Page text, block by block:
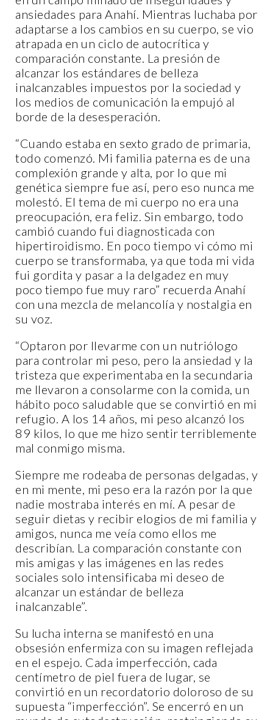
ansiedades para Anahí. Mientras luchaba por
adaptarse a los cambios en su cuerpo, se vio
atrapada en un ciclo de autocrítica y
comparación constante. La presión de
alcanzar los estándares de belleza
inalcanzables impuestos por la sociedad y
los medios de comunicación la empujó al
borde de la desesperación.
“Cuando estaba en sexto grado de primaria,
todo comenzó. Mi familia paterna es de una
complexión grande y alta, por lo que mi
genética siempre fue así, pero eso nunca me
molestó. El tema de mi cuerpo no era una
preocupación, era feliz. Sin embargo, todo
cambió cuando fui diagnosticada con
hipertiroidismo. En poco tiempo vi cómo mi
cuerpo se transformaba, ya que toda mi vida
fui gordita y pasar a la delgadez en muy
poco tiempo fue muy raro” recuerda Anahí
con una mezcla de melancolía y nostalgia en
su voz.
“Optaron por llevarme con un nutriólogo
para controlar mi peso, pero la ansiedad y la
tristeza que experimentaba en la secundaria
me llevaron a consolarme con la comida, un
hábito poco saludable que se convirtió en mi
refugio. A los 14 años, mi peso alcanzó los
89 kilos, lo que me hizo sentir terriblemente
mal conmigo misma.
Siempre me rodeaba de personas delgadas, y
en mi mente, mi peso era la razón por la que
nadie mostraba interés en mí. A pesar de
seguir dietas y recibir elogios de mi familia y
amigos, nunca me veía como ellos me
describían. La comparación constante con
mis amigas y las imágenes en las redes
sociales solo intensificaba mi deseo de
alcanzar un estándar de belleza
inalcanzable”.
Su lucha interna se manifestó en una
obsesión enfermiza con su imagen reflejada
en el espejo. Cada imperfección, cada
centímetro de piel fuera de lugar, se
convirtió en un recordatorio doloroso de su
supuesta “imperfección”. Se encerró en un